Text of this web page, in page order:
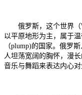
俄罗斯，这个世界（
以平原地形为主，属于
（plump)的国家。俄罗
人坦荡宽阔的胸怀，漫
音乐与舞蹈来表达内心对